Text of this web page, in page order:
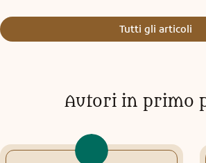
Tutti gli articoli
Autori in primo